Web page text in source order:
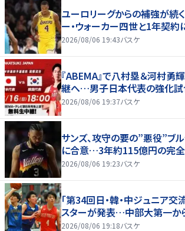
ユーロリーグからの補強が続
ー・ウォーカー四世と1年契約
2026/08/06 19:43バスケ
『ABEMA』で八村塁＆河村勇
継へ…男子日本代表の強化
2026/08/06 19:37バスケ
サンズ、攻守の要の”悪役”ブ
に合意…3年約115億円の完
2026/08/06 19:23バスケ
「第34回日・韓・中ジュニア交
スターが発表…中部大第一か
2026/08/06 19:18バスケ